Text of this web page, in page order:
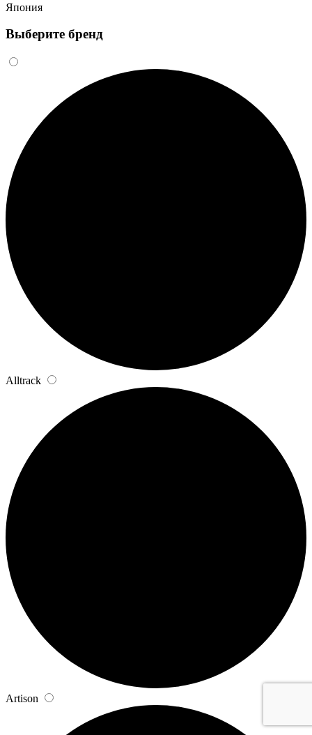
Япония
Выберите бренд
Alltrack
Artison